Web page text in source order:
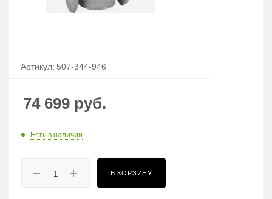
Артикул: 507-344-946
74 699 руб.
Есть в наличии
В КОРЗИНУ